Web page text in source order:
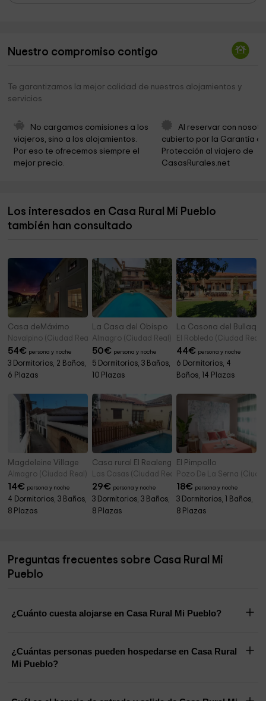
National Theater Museum 10,7 km
Mudanzas LM
Parroquia de San Bartolomé
Almagro San Agustin Iglesia
Iglesia De San Agustín 10,8 km
Almagro Monumental Tourist Information
Nuestro compromiso contigo
Te garantizamos la mejor calidad de nuestros alojamientos y
servicios
No cargamos comisiones a los
viajeros, sino a los alojamientos.
Por eso te ofrecemos siempre el
mejor precio.
Al reservar con
cubierto por la Garantía
Protección al viajero de
CasasRurales.net
Los interesados en Casa Rural Mi Pueblo
también han consultado
Casa deMáximo
Navalpino (Ciudad Real)
54€ persona y noche
3 Dormitorios, 2 Baños,
6 Plazas
La Casa del Obispo
Almagro (Ciudad Real)
50€ persona y noche
5 Dormitorios, 3 Baños,
10 Plazas
La Casona del Bullaque
El Robledo (Ciudad Real)
44€ persona y noche
6 Dormitorios, 4
Baños, 14 Plazas
Magdeleine Village
Almagro (Ciudad Real)
14€ persona y noche
4 Dormitorios, 3 Baños,
8 Plazas
Casa rural El Realengo
Las Casas (Ciudad Real)
29€ persona y noche
3 Dormitorios, 3 Baños,
8 Plazas
El Pimpollo
Pozo De La Serna
18€ persona y noche
3 Dormitorios, 1 Baños,
8 Plazas
Preguntas frecuentes sobre Casa Rural Mi
Pueblo
¿Cuánto cuesta alojarse en Casa Rural Mi Pueblo?
¿Cuántas personas pueden hospedarse en Casa Rural
Mi Pueblo?